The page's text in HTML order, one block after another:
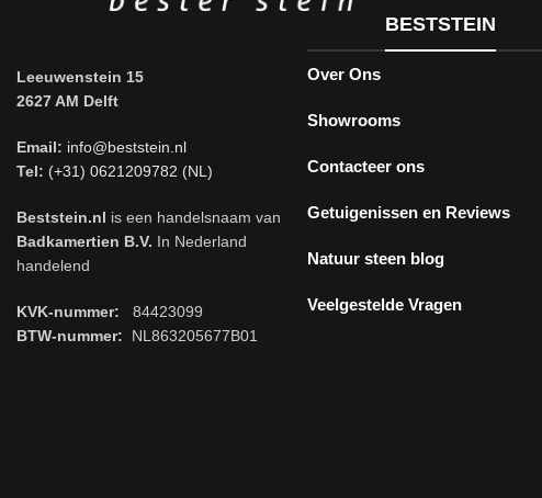
Leeuwenstein 15
2627 AM Delft
Email: info@beststein.nl
Tel: (+31) 0621209782 (NL)
Beststein.nl is een handelsnaam van
Badkamertien B.V. In Nederland
handelend
KVK-nummer: 84423099
BTW-nummer: NL863205677B01
BESTSTEIN
Over Ons
Showrooms
Contacteer ons
Getuigenissen en Reviews
Natuur steen blog
Veelgestelde Vragen